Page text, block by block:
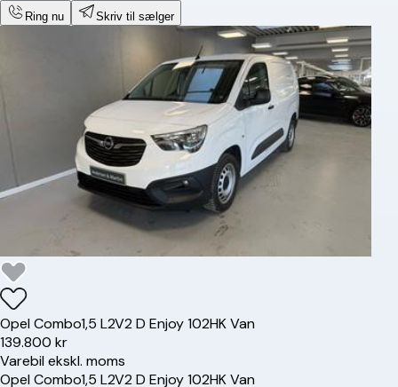
Ring nu Skriv til sælger
OpelCombo1,5 L2V2 D Enjoy 102HK Van
139.800 kr
Varebil ekskl. moms
OpelCombo1,5 L2V2 D Enjoy 102HK Van